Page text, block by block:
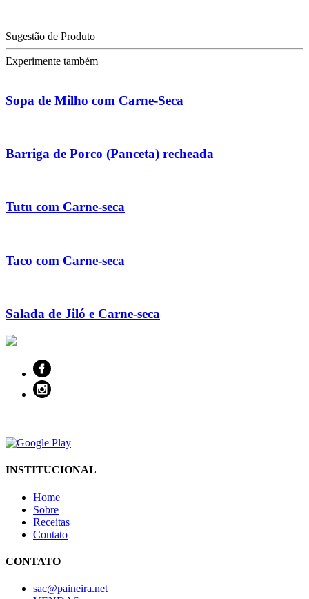
Sugestão de Produto
Experimente também
Sopa de Milho com Carne-Seca
Barriga de Porco (Panceta) recheada
Tutu com Carne-seca
Taco com Carne-seca
Salada de Jiló e Carne-seca
INSTITUCIONAL
Home
Sobre
Receitas
Contato
CONTATO
sac@paineira.net